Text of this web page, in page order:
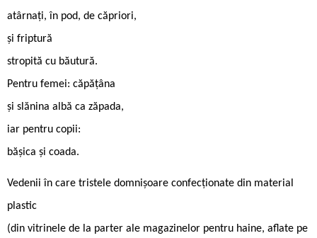
atârnați, în pod, de căpriori,
și friptură
stropită cu băutură.
Pentru femei: căpățâna
și slănina albă ca zăpada,
iar pentru copii:
bășica și coada.
Vedenii în care tristele domnișoare confecționate din material
plastic
(din vitrinele de la parter ale magazinelor pentru haine, aflate pe